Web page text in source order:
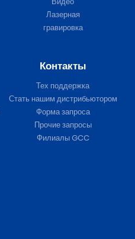
Лазерная
гравировка
Контакты
Тех поддержка
Стать нашим дистрибьютором
Форма запроса
Прочие запросы
Филиалы GCC